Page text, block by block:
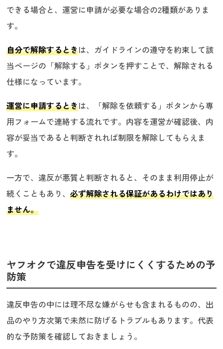
できる場合と、運営に申請が必要な場合の2種類がありま
す。
自分で解除するときは、ガイドラインの遵守を約束して該
当ページの「解除する」ボタンを押すことで、解除される
仕様になっています。
運営に申請するときは、「解除を依頼する」ボタンから専
用フォームで連絡する流れです。内容を運営が確認後、内
容が妥当であると判断されれば制限を解除してもらえま
す。
一方で、違反が悪質と判断されると、そのまま利用停止が
続くこともあり、必ず解除される保証があるわけではあり
ません。
ヤフオクで違反申告を受けにくくするための予
防策
違反申告の中には理不尽な嫌がらせも含まれるものの、出
品のやり方次第で未然に防げるトラブルもあります。代表
的な予防策を確認しておきましょう。